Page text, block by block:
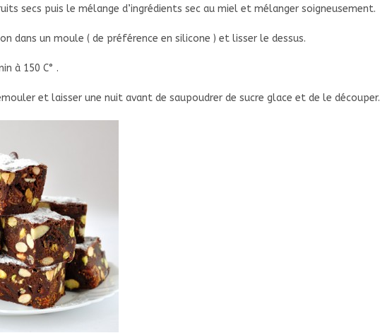
secs puis le mélange d’ingrédients sec au miel et mélanger soigneusement.
dans un moule ( de préférence en silicone ) et lisser le dessus.
à 150 C° .
et laisser une nuit avant de saupoudrer de sucre glace et de le découper.